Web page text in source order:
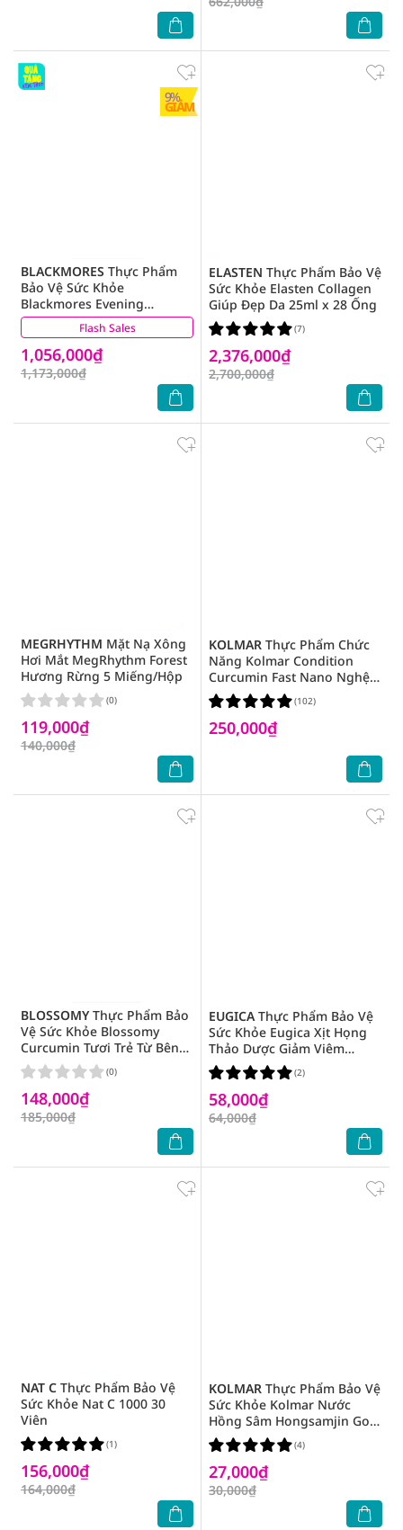
9%
GIẢM
Flash Sales
BLACKMORES Thực Phẩm
Bảo Vệ Sức Khỏe
Blackmores Evening
Primrose Oil Tinh Dầu Hoa
Anh Thảo 190 Viên
1,056,000₫
1,173,000₫
(8)
ELASTEN Thực Phẩm Bảo Vệ
Sức Khỏe Elasten Collagen
Giúp Đẹp Da 25ml x 28 Ống
2,376,000₫
2,700,000₫
(7)
MEGRHYTHM Mặt Nạ Xông
Hơi Mắt MegRhythm Forest
Hương Rừng 5 Miếng/Hộp
119,000₫
140,000₫
(0)
KOLMAR Thực Phẩm Chức
Năng Kolmar Condition
Curcumin Fast Nano Nghệ
Tăng Cường Hỗ Trợ Dạ Dày
100ml x10 Chai
250,000₫
(102)
BLOSSOMYThực Phẩm Bảo
Vệ Sức Khỏe Blossomy
Curcumin Tươi Trẻ Từ Bên
Trong 50ml x 3 Chai
148,000₫
185,000₫
(0)
EUGICAThực Phẩm Bảo Vệ
Sức Khỏe Eugica Xịt Họng
Thảo Dược Giảm Viêm
Họng, Ho và Viêm Đường
Hô Hấp 10ml
58,000₫
64,000₫
(2)
NAT C Thực Phẩm Bảo Vệ
Sức Khỏe Nat C 1000 30
Viên
156,000₫
164,000₫
(1)
KOLMAR Thực Phẩm Bảo Vệ
Sức Khỏe Kolmar Nước
Hồng Sâm Hongsamjin Gold
100ml
27,000₫
30,000₫
(4)